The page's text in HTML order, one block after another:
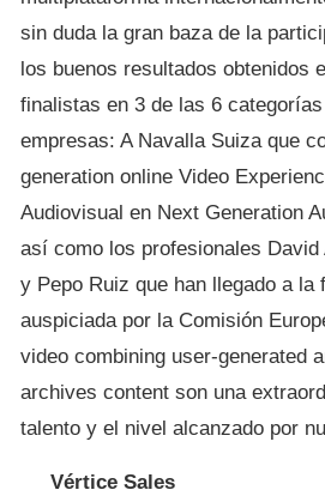
sin duda la gran baza de la
los buenos resultados obtenidos
finalistas en 3 de las 6
empresas: A Navalla Suiza que
generation online Video
Audiovisual en Next Generation
así como los profesionales
y Pepo Ruiz que han llegado a la
auspiciada por la Comisión
video combining user-generated
archives content son una
talento y el nivel alcanzado por
Vértice Sales